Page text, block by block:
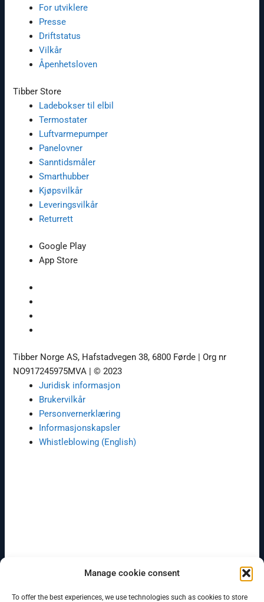
Manage cookie consent
To offer the best experiences, we use technologies such as cookies to store
For utviklere
Presse
Driftstatus
Vilkår
Åpenhetsloven
Tibber Store
Ladebokser til elbil
Termostater
Luftvarmepumper
Panelovner
Sanntidsmåler
Smarthubber
Kjøpsvilkår
Leveringsvilkår
Returrett
Google Play
App Store
Tibber Norge AS, Hafstadvegen 38, 6800 Førde | Org nr
NO917245975MVA | © 2023
Juridisk informasjon
Brukervilkår
Personvernerklæring
Informasjonskapsler
Whistleblowing (English)